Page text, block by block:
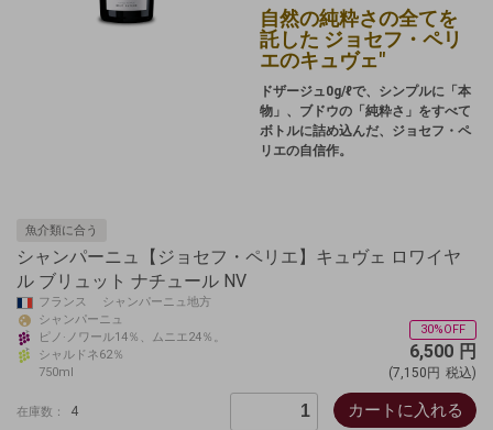
自然の純粋さの全てを
託した ジョセフ・ペリ
エのキュヴェ"
ドザージュ0g/ℓで、シンプルに「本
物」、ブドウの「純粋さ」をすべて
ボトルに詰め込んだ、ジョセフ・ペ
リエの自信作。
魚介類に合う
シャンパーニュ【ジョセフ・ペリエ】キュヴェ ロワイヤ
ル ブリュット ナチュール NV
フランス シャンパーニュ地方
シャンパーニュ
ピノ·ノワール14％、ムニエ24％。
シャルドネ62％
750ml
30%OFF
6,500 円
(7,150円 税込)
在庫数： 4 カートに入れる